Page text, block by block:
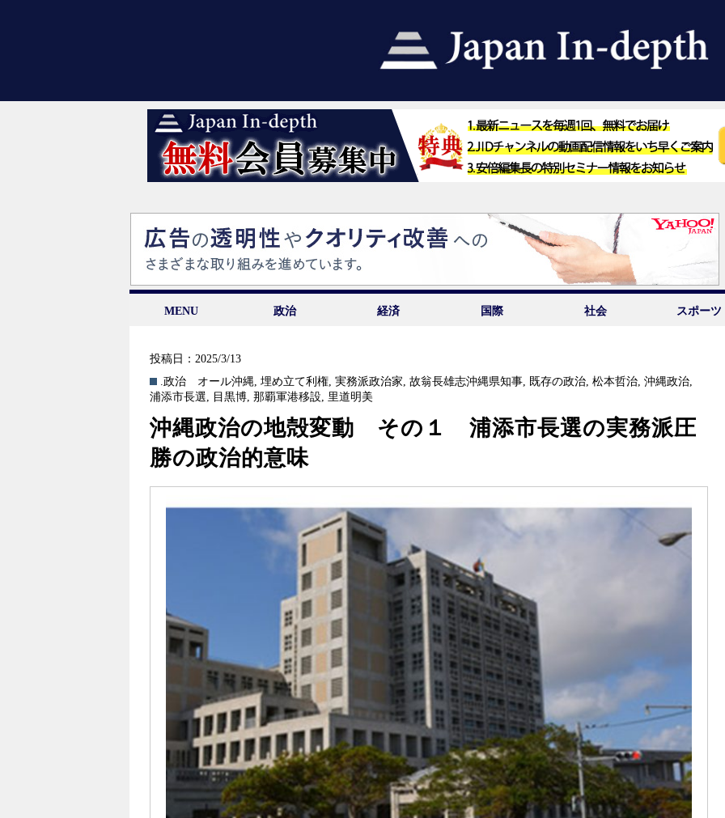
MENU 政治 経済 国際 社会 スポーツ
投稿日：2025/3/13
.政治
オール沖縄,埋め立て利権,実務派政治家,故翁長雄志沖縄県知事, 既存の政治,松本哲治,沖縄政治,
浦添市長選, 目黒博, 那覇軍港移設, 里道明美
沖縄政治の地殻変動 その１ 浦添市長選の実務派圧
勝の政治的意味